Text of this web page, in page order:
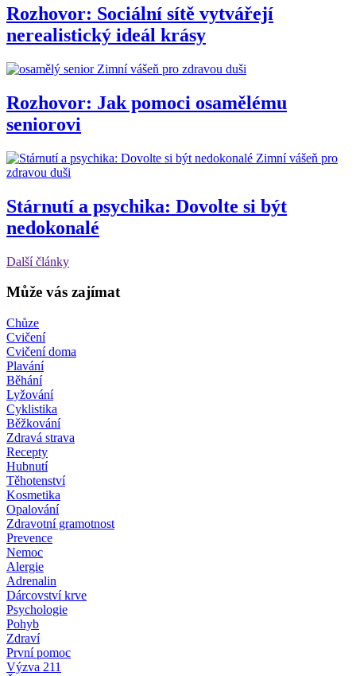
Rozhovor: Sociální sítě vytvářejí
nerealistický ideál krásy
Zimní vášeň pro zdravou duši
Rozhovor: Jak pomoci osamělému
seniorovi
Zimní vášeň pro
zdravou duši
Stárnutí a psychika: Dovolte si být
nedokonalé
Další články
Může vás zajímat
Chůze
Cvičení
Cvičení doma
Plavání
Běhání
Lyžování
Cyklistika
Běžkování
Zdravá strava
Recepty
Hubnutí
Těhotenství
Kosmetika
Opalování
Zdravotní gramotnost
Prevence
Nemoc
Alergie
Adrenalin
Dárcovství krve
Psychologie
Pohyb
Zdraví
První pomoc
Výzva 211